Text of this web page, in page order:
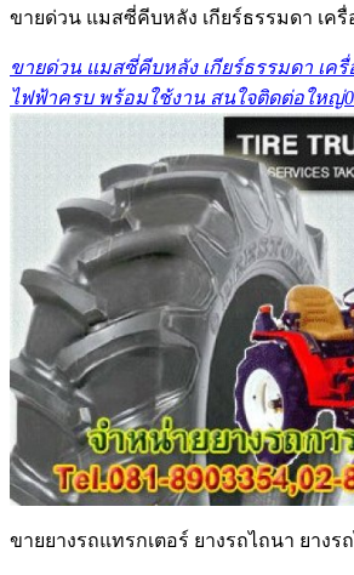
ขายด่วน แมสซี่คีบหลัง เกียร์ธรรมดา เค
ขายด่วน แมสซี่คีบหลัง เกียร์ธรรมดา เค
ไฟฟ้าครบ พร้อมใช้งาน สนใจติดต่อใหญ่
ขายยางรถแทรกเตอร์ ยางรถไถนา ยางร